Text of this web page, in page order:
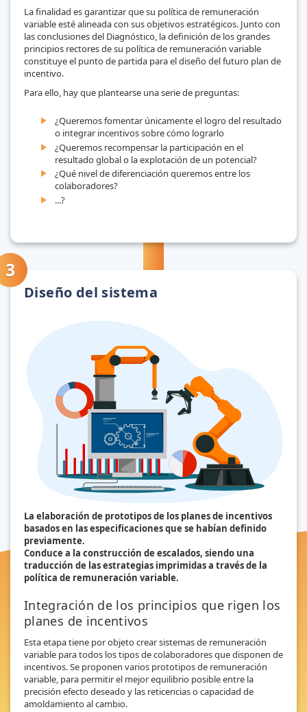
La finalidad es garantizar que su política de remuneración
variable esté alineada con sus objetivos estratégicos. Junto con
las conclusiones del Diagnóstico, la definición de los grandes
principios rectores de su política de remuneración variable
constituye el punto de partida para el diseño del futuro plan de
incentivo.
Para ello, hay que plantearse una serie de preguntas:
¿Queremos fomentar únicamente el logro del resultado
o integrar incentivos sobre cómo lograrlo
¿Queremos recompensar la participación en el
resultado global o la explotación de un potencial?
¿Qué nivel de diferenciación queremos entre los
colaboradores?
...?
Diseño del sistema
La elaboración de prototipos de los planes de incentivos
basados en las especificaciones que se habían definido
previamente.
Conduce a la construcción de escalados, siendo una
traducción de las estrategias imprimidas a través de la
política de remuneración variable.
Integración de los principios que rigen los
planes de incentivos
Esta etapa tiene por objeto crear sistemas de remuneración
variable para todos los tipos de colaboradores que disponen de
incentivos. Se proponen varios prototipos de remuneración
variable, para permitir el mejor equilibrio posible entre la
precisión efecto deseado y las reticencias o capacidad de
amoldamiento al cambio.